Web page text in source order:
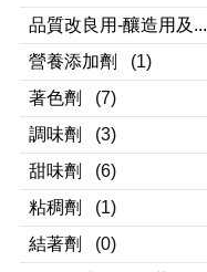
品質改良用-釀造用及...
營養添加劑
(1)
著色劑
(7)
調味劑
(3)
甜味劑
(6)
粘稠劑
(1)
結著劑
(0)